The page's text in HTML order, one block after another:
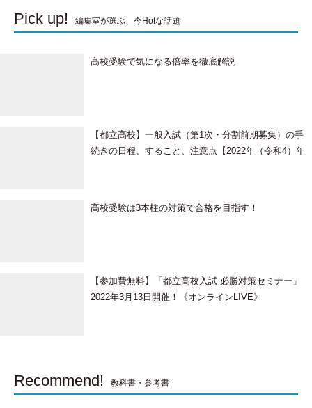
Pick up! 編集室が選ぶ、今Hotな話題
高校受験で気になる倍率を徹底解説
【都立高校】一般入試（第1次・分割前期募集）の手
続きの日程、すること、注意点【2022年（令和4）年
高校受験は3本柱の対策で合格を目指す！
【参加費無料】「都立高校入試 必勝対策セミナー」
2022年3月13日開催！《オンラインLIVE》
Recommend! 教科書・参考書